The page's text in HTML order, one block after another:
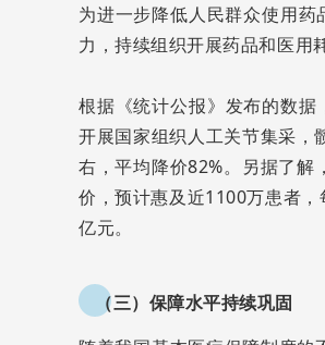
为进一步降低人民群众使用
力，持续组织开展药品和医用
根据《统计公报》发布的数据
开展国家组织人工关节集采，
右，平均降价82%。另据了解
价，预计惠及近1100万患者
亿元。
（三）保障水平持续巩固